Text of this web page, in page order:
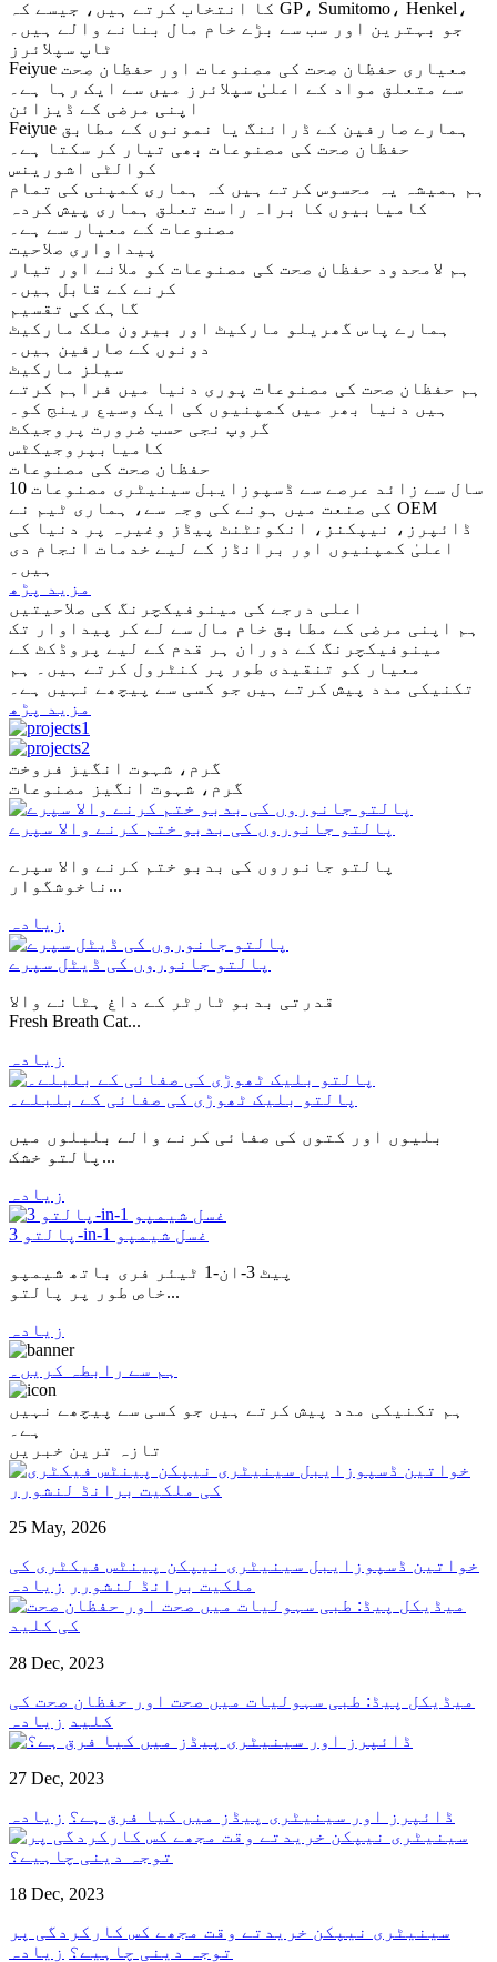
کا انتخاب کرتے ہیں، جیسے کہ GP، Sumitomo، Henkel،
جو بہترین اور سب سے بڑے خام مال بنانے والے ہیں۔
ٹاپ سپلائرز
Feiyue معیاری حفظان صحت کی مصنوعات اور حفظان صحت
سے متعلق مواد کے اعلیٰ سپلائرز میں سے ایک رہا ہے۔
اپنی مرضی کے ڈیزائن
Feiyue ہمارے صارفین کے ڈرائنگ یا نمونوں کے مطابق
حفظان صحت کی مصنوعات بھی تیار کر سکتا ہے۔
کوالٹی اشورینس
ہم ہمیشہ یہ محسوس کرتے ہیں کہ ہماری کمپنی کی تمام
کامیابیوں کا براہ راست تعلق ہماری پیش کردہ
مصنوعات کے معیار سے ہے۔
پیداواری صلاحیت
ہم لامحدود حفظان صحت کی مصنوعات کو ملانے اور تیار
کرنے کے قابل ہیں۔
گاہک کی تقسیم
ہمارے پاس گھریلو مارکیٹ اور بیرون ملک مارکیٹ
دونوں کے صارفین ہیں۔
سیلز مارکیٹ
ہم حفظان صحت کی مصنوعات پوری دنیا میں فراہم کرتے
ہیں دنیا بھر میں کمپنیوں کی ایک وسیع رینج کو۔
گروپ نجی حسب ضرورت پروجیکٹ
کامیاب پروجیکٹس
حفظان صحت کی مصنوعات
10 سال سے زائد عرصے سے ڈسپوزایبل سینیٹری مصنوعات
کی صنعت میں ہونے کی وجہ سے، ہماری ٹیم نے OEM
ڈائپرز، نیپکنز، انکونٹنٹ پیڈز وغیرہ پر دنیا کی
اعلیٰ کمپنیوں اور برانڈز کے لیے خدمات انجام دی
ہیں۔
مزید پڑھ
اعلی درجے کی مینوفیکچرنگ کی صلاحیتیں
ہم اپنی مرضی کے مطابق خام مال سے لے کر پیداوار تک
مینوفیکچرنگ کے دوران ہر قدم کے لیے پروڈکٹ کے
معیار کو تنقیدی طور پر کنٹرول کرتے ہیں۔ ہم
تکنیکی مدد پیش کرتے ہیں جو کسی سے پیچھے نہیں ہے۔
مزید پڑھ
گرم، شہوت انگیز فروخت
گرم، شہوت انگیز مصنوعات
پالتو جانوروں کی بدبو ختم کرنے والا سپرے
پالتو جانوروں کی بدبو ختم کرنے والا سپرے
ناخوشگوار...
زیادہ
پالتو جانوروں کی ڈیٹل سپرے
قدرتی بدبو ٹارٹر کے داغ ہٹانے والا
Fresh Breath Cat...
زیادہ
پالتو بلیک ٹھوڑی کی صفائی کے بلبلے۔
بلیوں اور کتوں کی صفائی کرنے والے بلبلوں میں
پالتو خشک...
زیادہ
پالتو 3-in-1 غسل شیمپو
پیٹ 3-ان-1 ٹیئر فری باتھ شیمپو
خاص طور پر پالتو...
زیادہ
ہم سے رابطہ کریں۔
ہم تکنیکی مدد پیش کرتے ہیں جو کسی سے پیچھے نہیں
ہے۔
تازہ ترین خبریں
25 May, 2026
خواتین ڈسپوزایبل سینیٹری نیپکن پینٹس فیکٹری کی
ملکیت برانڈ لنشورر
زیادہ
28 Dec, 2023
میڈیکل پیڈ: طبی سہولیات میں صحت اور حفظان صحت کی
کلید زیادہ
27 Dec, 2023
ڈائپرز اور سینیٹری پیڈز میں کیا فرق ہے؟ زیادہ
18 Dec, 2023
سینیٹری نیپکن خریدتے وقت مجھے کس کارکردگی پر
توجہ دینی چاہیے؟ زیادہ